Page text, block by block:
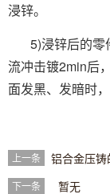
浸锌。
5)浸锌后的
流冲击镀2min后
面发黑、发暗时
上一条 铝合金压铸
下一条 暂无